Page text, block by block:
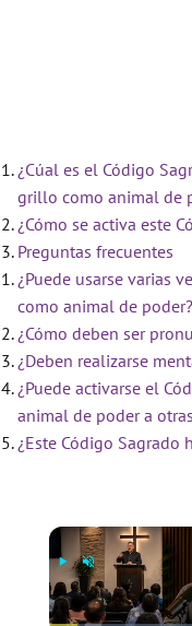
¿Cúal es el Código
grillo como animal de
¿Cómo se activa este
Preguntas frecuentes
¿Puede usarse varias
como animal de poder?
¿Cómo deben ser
¿Deben realizarse
¿Puede activarse el
animal de poder a
¿Este Código Sagrado